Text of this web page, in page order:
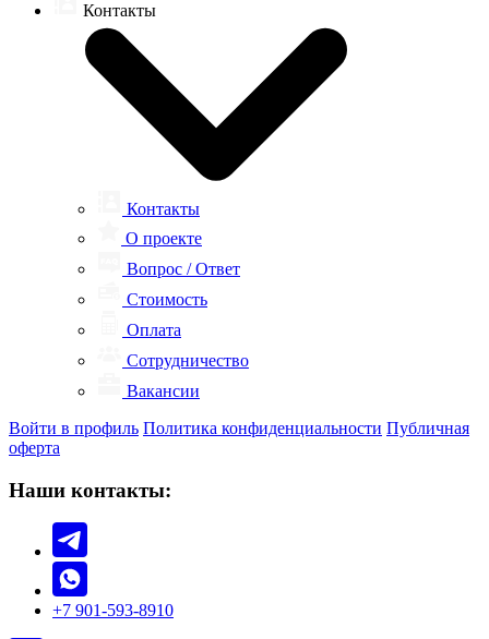
Контакты
Контакты
О проекте
Вопрос / Ответ
Стоимость
Оплата
Сотрудничество
Вакансии
Войти в профиль Политика конфиденциальности Публичная
оферта
Наши контакты:
+7 901-593-8910